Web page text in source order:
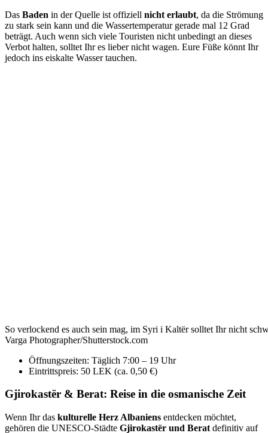
Das Baden in der Quelle ist offiziell nicht erlaubt, da die Strömung
zu stark sein kann und die Wassertemperatur gerade mal 12 Grad
beträgt. Auch wenn sich viele Touristen nicht unbedingt an dieses
Verbot halten, solltet Ihr es lieber nicht wagen. Eure Füße könnt Ihr
jedoch ins eiskalte Wasser tauchen.
So verlockend es auch sein mag, im Syri i Kaltër solltet Ihr nicht
Varga Photographer/Shutterstock.com
Öffnungszeiten: Täglich 7:00 – 19 Uhr
Eintrittspreis: 50 LEK (ca. 0,50 €)
Gjirokastër & Berat: Reise in die osmanische Zeit
Wenn Ihr das kulturelle Herz Albaniens entdecken möchtet,
gehören die UNESCO-Städte Gjirokastër und Berat definitiv auf